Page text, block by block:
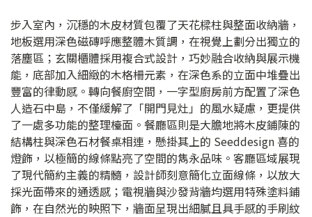
步入室內，沉穩的木皮材質包覆了天花樑柱與整面收納牆，
地板選用深色磁磚呼應整體木質調，在視覺上劃分出獨立的
落塵區；玄關櫃體採用複合式設計，巧妙融合收納與展示機
能，底部加入細緻的木格柵元素，在深色系的立面中堆疊出
豐富的律動感。轉向餐廚空間，一字型廚房前方配置了深色
人造石中島，不僅緩解了「開門見灶」的風水疑慮，更提供
了一處多功能的整理檯面。餐廳區則是大膽地將木皮鋪陳的
結構柱與深色石材餐桌相連，懸掛其上的 Seeddesign 喜的
燈飾，以極簡的線條點亮了空間的雋永品味。客廳區域展現
了現代簡約主義的精髓，設計師刻意簡化立面線條，以放大
採光面帶來的通透感；電視牆與沙發背牆均選用特殊塗料鋪
飾，在自然光的映照下，牆面呈現出細膩且具手感的手刷紋